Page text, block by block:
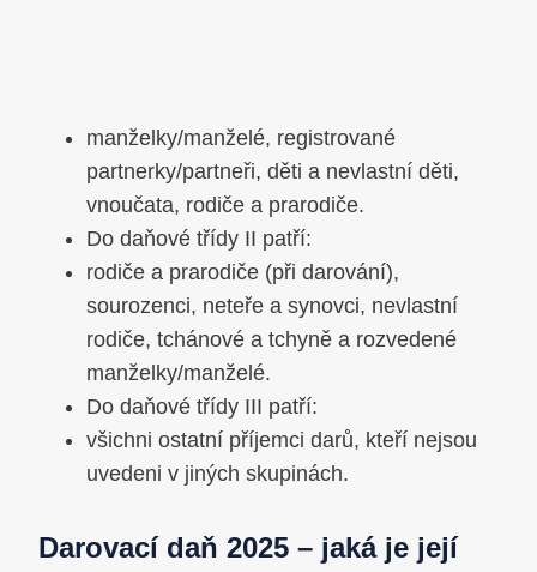
manželky/manželé, registrované
partnerky/partneři, děti a nevlastní děti,
vnoučata, rodiče a prarodiče.
Do daňové třídy II patří:
rodiče a prarodiče (při darování),
sourozenci, neteře a synovci, nevlastní
rodiče, tchánové a tchyně a rozvedené
manželky/manželé.
Do daňové třídy III patří:
všichni ostatní příjemci darů, kteří nejsou
uvedeni v jiných skupinách.
Darovací daň 2025 – jaká je její